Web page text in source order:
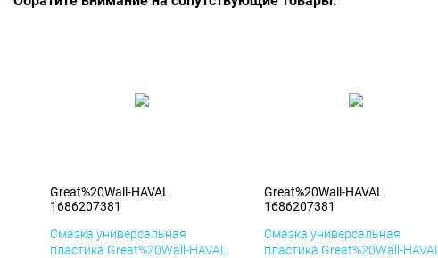
Great%20Wall-HAVAL
1686207381
Смазка универсальная
пластика Great%20Wall-HAVAL
Great%20Wall-HAVAL
1686207381
Смазка универсальная
пластика Great%20Wall-HAVAL